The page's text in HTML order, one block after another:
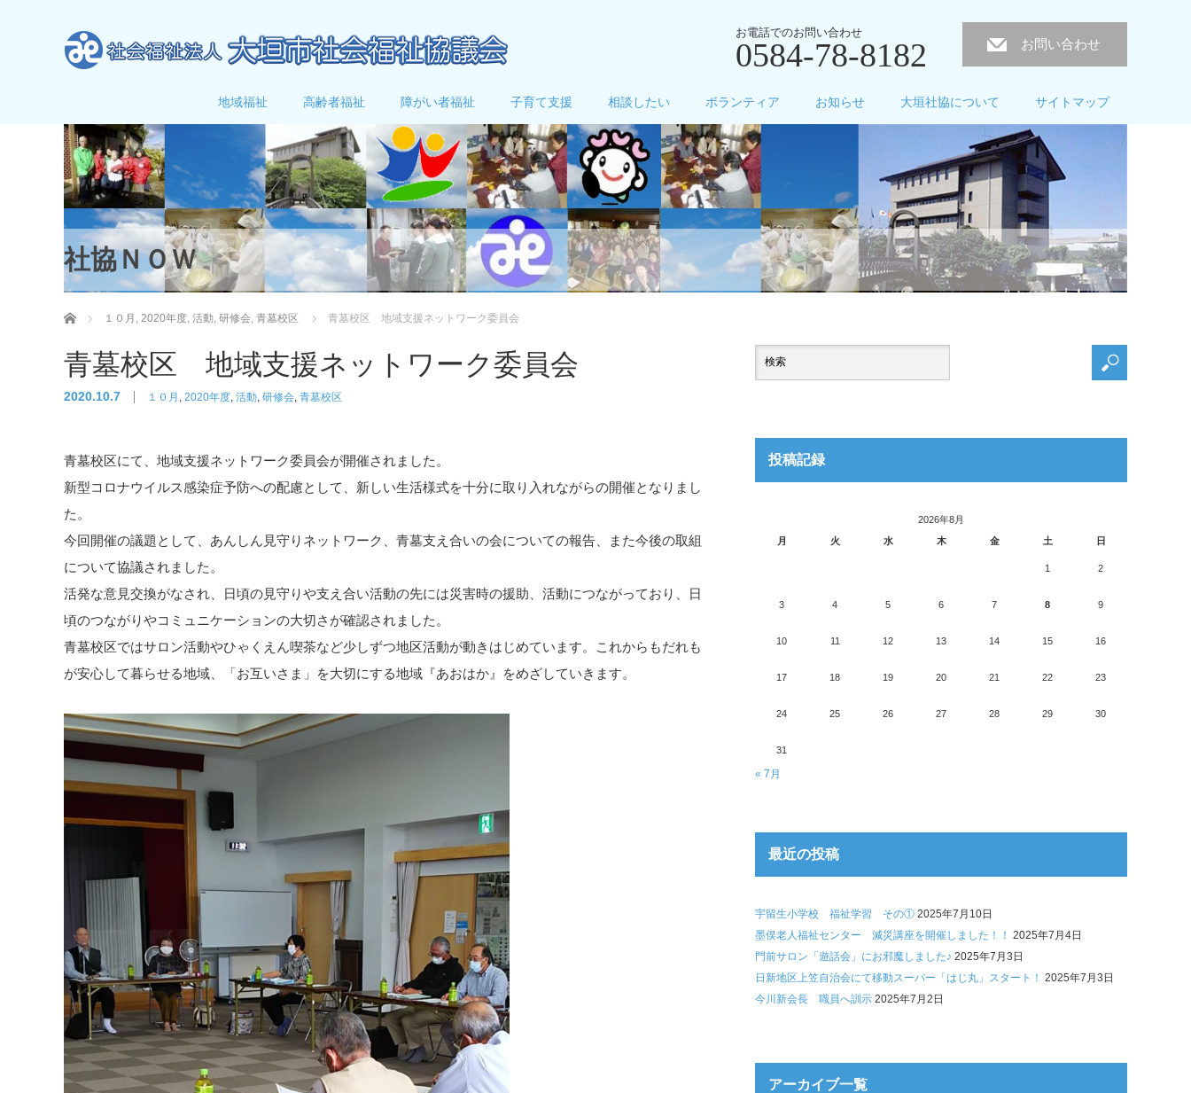
お電話でのお問い合わせ
0584-78-8182 お問い合わせ
地域福祉 高齢者福祉 障がい者福祉 子育て支援 相談したい ボランティア お知らせ 大垣社協について サイトマップ
社協ＮＯＷ
ホーム １０月 2020年度 活動 研修会 青墓校区 青墓校区 地域支援ネットワーク委員会
青墓校区 地域支援ネットワーク委員会
2020.10.7 １０月 2020年度 活動 研修会 青墓校区
青墓校区にて、地域支援ネットワーク委員会が開催されました。
新型コロナウイルス感染症予防への配慮として、新しい生活様式を十分に取り入れながらの開催となりまし
た。
今回開催の議題として、あんしん見守りネットワーク、青墓支え合いの会についての報告、また今後の取組
について協議されました。
活発な意見交換がなされ、日頃の見守りや支え合い活動の先には災害時の援助、活動につながっており、日
頃のつながりやコミュニケーションの大切さが確認されました。
青墓校区ではサロン活動やひゃくえん喫茶など少しずつ地区活動が動きはじめています。これからもだれも
が安心して暮らせる地域、「お互いさま」を大切にする地域『あおはか』をめざしていきます。
投稿記録
2026年8月
月
火 水 木 金 土 日
1 2
3 4 5 6 7 8 9
10 11 12 13 14 15 16
17 18 19 20 21 22 23
24 25 26 27 28 29 30
31
« 7月
最近の投稿
宇留生小学校 福祉学習 その① 2025年7月10日
墨俣老人福祉センター 減災講座を開催しました！！ 2025年7月4日
門前サロン「遊話会」にお邪魔しました♪ 2025年7月3日
日新地区上笠自治会にて移動スーパー「はじ丸」スタート！ 2025年7月3日
今川新会長 職員へ訓示 2025年7月2日
アーカイブ一覧